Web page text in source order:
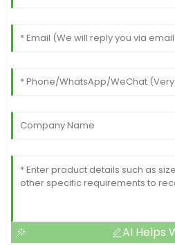
AI Helps